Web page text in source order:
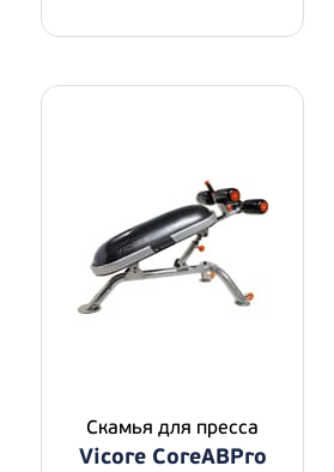
Скамья для пресса
Vicore CoreABPro